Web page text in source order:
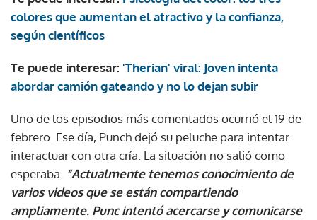
colores que aumentan el atractivo y la confianza,
según científicos
Te puede interesar: 'Therian' viral: Joven intenta
abordar camión gateando y no lo dejan subir
Uno de los episodios más comentados ocurrió el 19 de
febrero. Ese día, Punch dejó su peluche para intentar
interactuar con otra cría. La situación no salió como
esperaba. “Actualmente tenemos conocimiento de
varios videos que se están compartiendo
ampliamente. Punc intentó acercarse y comunicarse